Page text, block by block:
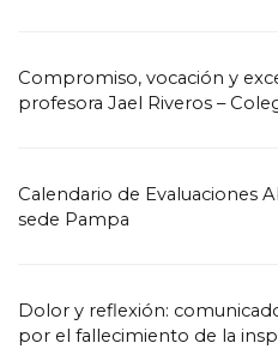
Compromiso, vocación y
profesora Jael Riveros –
Calendario de Evaluaciones
sede Pampa
Dolor y reflexión:
por el fallecimiento de la